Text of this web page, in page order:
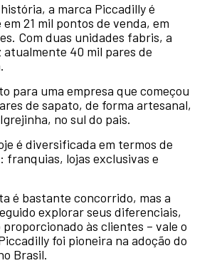
a marca Piccadilly é
21 mil pontos de venda, em
Com duas unidades fabris, a
40 mil pares de
para uma empresa que começou
de sapato, de forma artesanal,
no sul do pais.
é diversificada em termos de
franquias, lojas exclusivas e
é bastante concorrido, mas a
explorar seus diferenciais,
às clientes – vale o
foi pioneira na adoção do
Brasil.